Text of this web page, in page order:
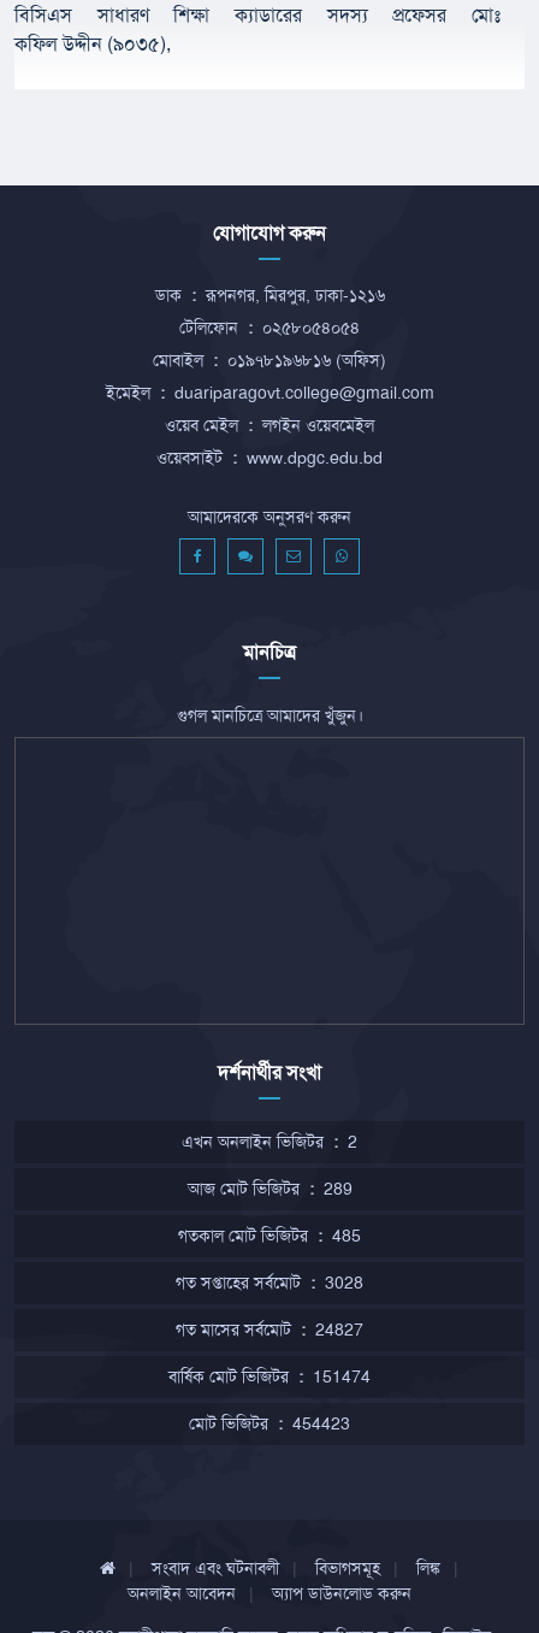
বিসিএস সাধারণ শিক্ষা ক্যাডারের সদস্য প্রফেসর মোঃ
কফিলউদ্দীন (৯০৩৫),
যোগাযোগ করুন
ডাক : রূপনগর, মিরপুর, ঢাকা-১২১৬
টেলিফোন : ০২৫৮০৫৪০৫৪
মোবাইল : ০১৯৭৮১৯৬৮১৬ (অফিস)
ইমেইল : duariparagovt.college@gmail.com
ওয়েব মেইল : লগইন ওয়েবমেইল
ওয়েবসাইট : www.dpgc.edu.bd
আমাদেরকে অনুসরণ করুন
মানচিত্র
গুগল মানচিত্রে আমাদের খুঁজুন।
দর্শনার্থীর সংখা
এখন অনলাইন ভিজিটর : 2
আজ মোট ভিজিটর : 289
গতকাল মোট ভিজিটর : 485
গত সপ্তাহের সর্বমোট : 3028
গত মাসের সর্বমোট : 24827
বার্ষিক মোট ভিজিটর : 151474
মোট ভিজিটর : 454423
সংবাদ এবং ঘটনাবলী বিভাগসমূহ
লিঙ্ক
অনলাইন আবেদন
অ্যাপ ডাউনলোড করুন